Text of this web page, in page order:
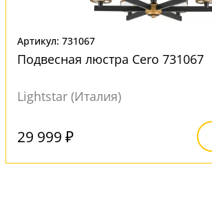
Артикул: 731067
Подвесная люстра Cero 731067
Lightstar (Италия)
29 999 ₽